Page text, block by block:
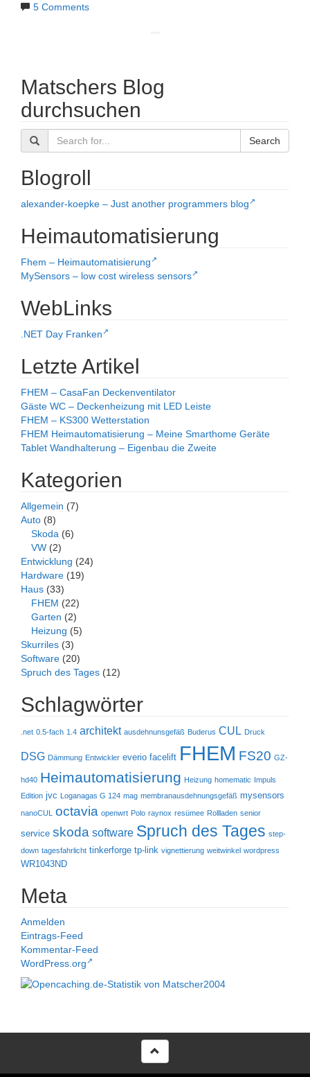
5 Comments
Matschers Blog
durchsuchen
Search
Blogroll
alexander-koepke – Just another programmers blog
Heimautomatisierung
Fhem – Heimautomatisierung
MySensors – low cost wireless sensors
WebLinks
.NET Day Franken
Letzte Artikel
FHEM – CasaFan Deckenventilator
Gäste WC – Deckenheizung mit LED Leiste
FHEM – KS300 Wetterstation
FHEM Heimautomatisierung – Meine Smarthome Geräte
Tablet Wandhalterung – Eigenbau die Zweite
Kategorien
Allgemein (7)
Auto (8)
Skoda (6)
VW (2)
Entwicklung (24)
Hardware (19)
Haus (33)
FHEM (22)
Garten (2)
Heizung (5)
Skurriles (3)
Software (20)
Spruch des Tages (12)
Schlagwörter
.net 0.5-fach 1.4 architekt ausdehnunsgefäß Buderus CUL Druck
DSG Dämmung Entwickler everio facelift FHEM FS20 GZ-
hd40 Heimautomatisierung Heizung homematic
Impuls
Edition jvc Loganagas G 124 mag membranausdehnungsgefäß mysensors
nanoCUL octavia openwrt Polo raynox resümee Rollladen senior
service skoda software Spruch des Tages step-
down tagesfahrlicht tinkerforge tp-link vignettierung weitwinkel wordpress
WR1043ND
Meta
Anmelden
Eintrags-Feed
Kommentar-Feed
WordPress.org